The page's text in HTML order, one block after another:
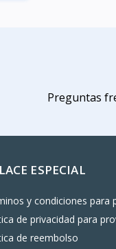
Preguntas
ESPECIAL
y condiciones para
de privacidad para
de reembolso